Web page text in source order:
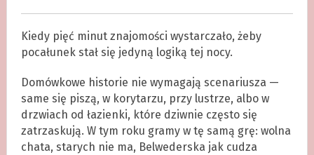
Kiedy pięć minut znajomości wystarczało, żeby
pocałunek stał się jedyną logiką tej nocy.
Domówkowe historie nie wymagają scenariusza —
same się piszą, w korytarzu, przy lustrze, albo w
drzwiach od łazienki, które dziwnie często się
zatrzaskują. W tym roku gramy w tę samą grę: wolna
chata, starych nie ma, Belwederska jak cudza